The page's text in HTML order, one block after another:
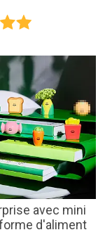
avec mini
d'aliment